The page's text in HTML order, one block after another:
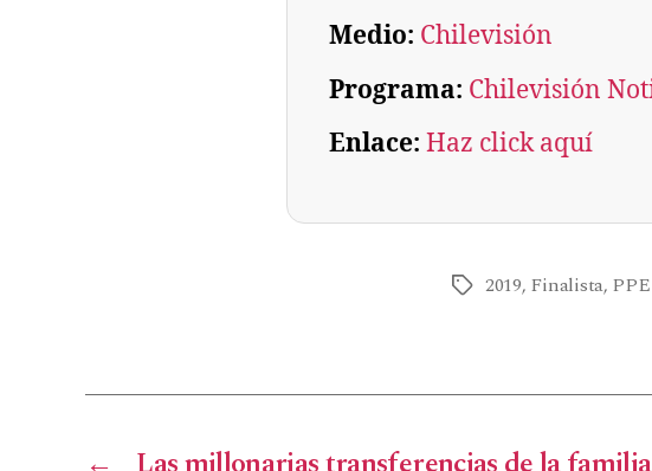
Medio: Chilevisión
Programa: Chilevisión
Enlace: Haz click aquí
2019, Finalista,